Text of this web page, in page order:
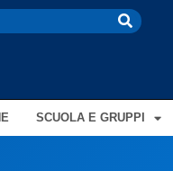
SCUOLA E GRUPPI